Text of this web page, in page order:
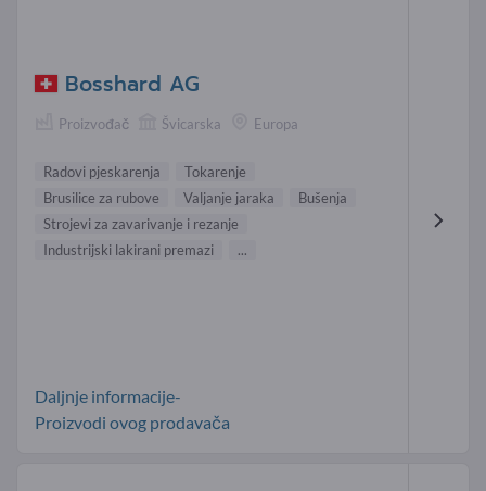
Bosshard AG
Proizvođač Švicarska Europa
Radovi pjeskarenja
Tokarenje
Brusilice za rubove
Valjanje jaraka
Bušenja
Strojevi za zavarivanje i rezanje
Industrijski lakirani premazi
...
Daljnje informacije-
Proizvodi ovog prodavača